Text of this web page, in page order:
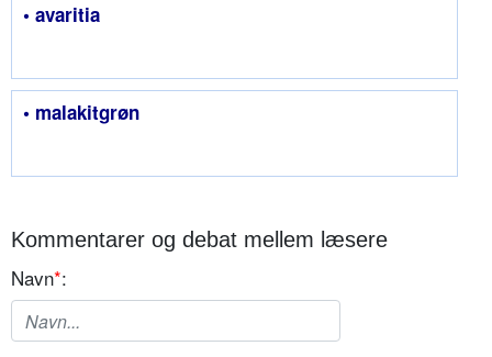
• avaritia
• malakitgrøn
Kommentarer og debat mellem læsere
Navn*: